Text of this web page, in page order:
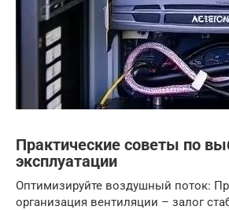
Практические советы по
эксплуатации
Оптимизируйте воздушный поток:
организация вентиляции – залог